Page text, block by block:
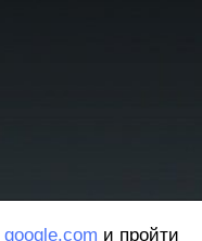
google.com и пройти